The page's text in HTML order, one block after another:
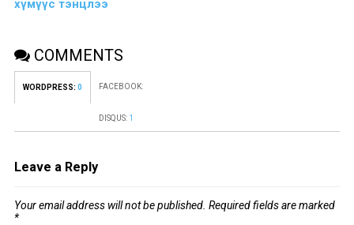
хүмүүс тэнцлээ
COMMENTS
WORDPRESS: 0 FACEBOOK:
DISQUS: 1
Leave a Reply
Your email address will not be published. Required fields are marked
*